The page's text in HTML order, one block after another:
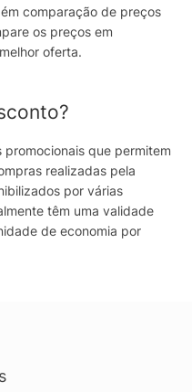
comparação de preços
os preços em
oferta.
que permitem
realizadas pela
por várias
têm uma validade
de economia por